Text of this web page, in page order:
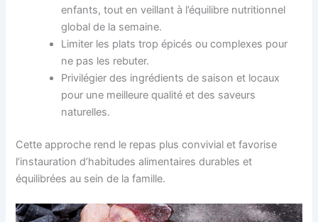
enfants, tout en veillant à l’équilibre nutritionnel
global de la semaine.
Limiter les plats trop épicés ou complexes pour
ne pas les rebuter.
Privilégier des ingrédients de saison et locaux
pour une meilleure qualité et des saveurs
naturelles.
Cette approche rend le repas plus convivial et favorise
l’instauration d’habitudes alimentaires durables et
équilibrées au sein de la famille.